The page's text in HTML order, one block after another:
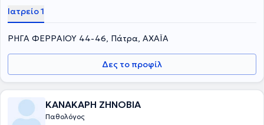
Ιατρείο 1
ΡΗΓΑ ΦΕΡΡΑΙΟΥ 44-46, Πάτρα, ΑΧΑΪΑ
Δες το προφίλ
ΚΑΝΑΚΑΡΗ ΖΗΝΟΒΙΑ
Παθολόγος